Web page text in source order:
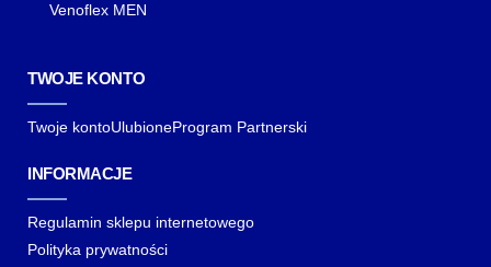
Venoflex MEN
TWOJE KONTO
Twoje kontoUlubioneProgram Partnerski
INFORMACJE
Regulamin sklepu internetowego
Polityka prywatności